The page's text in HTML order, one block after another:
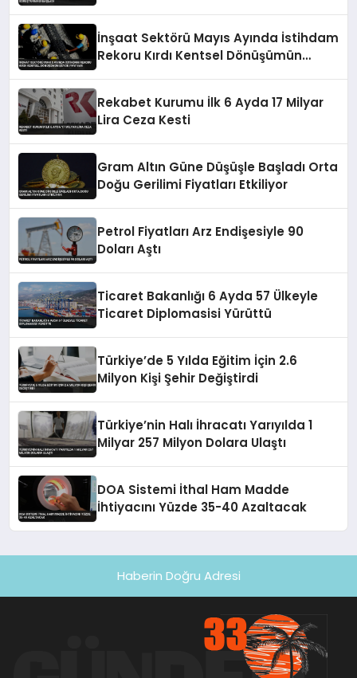
İnşaat Sektörü Mayıs Ayında İstihdam
Rekoru Kırdı Kentsel Dönüşümün
Rekabet Kurumu İlk 6 Ayda 17 Milyar
Lira Ceza Kesti
Gram Altın Güne Düşüşle Başladı Orta
Doğu Gerilimi Fiyatları Etkiliyor
Petrol Fiyatları Arz Endişesiyle 90
Doları Aştı
Ticaret Bakanlığı 6 Ayda 57 Ülkeyle
Ticaret Diplomasisi Yürüttü
Türkiye’de 5 Yılda Eğitim İçin 2.6
Milyon Kişi Şehir Değiştirdi
Türkiye’nin Halı İhracatı Yarıyılda 1
Milyar 257 Milyon Dolara Ulaştı
DOA Sistemi İthal Ham Madde
İhtiyacını Yüzde 35-40 Azaltacak
Haberin Doğru Adresi